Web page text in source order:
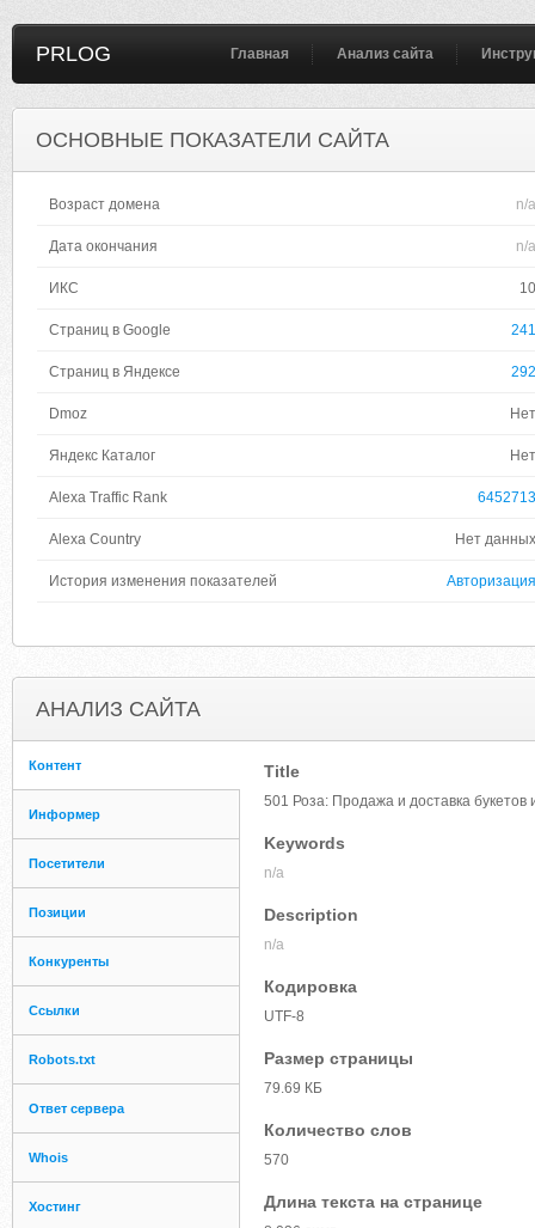
PRLOG Главная Анализ сайта
ОСНОВНЫЕ ПОКАЗАТЕЛИ САЙТА
Возраст домена n/a
Дата окончания n/a
ИКС 10
Страниц в Google 241
Страниц в Яндексе 292
Dmoz Нет
Яндекс Каталог Нет
Alexa Traffic Rank 6452713
Alexa Country Нет данных
История изменения показателей Авторизация
АНАЛИЗ САЙТА
Контент
Информер
Посетители
Позиции
Конкуренты
Ссылки
Robots.txt
Ответ сервера
Whois
Хостинг
Title
501 Роза: Продажа и доставка букетов
Keywords
n/a
Description
n/a
Кодировка
UTF-8
Размер страницы
79.69 КБ
Количество слов
570
Длина текста на странице